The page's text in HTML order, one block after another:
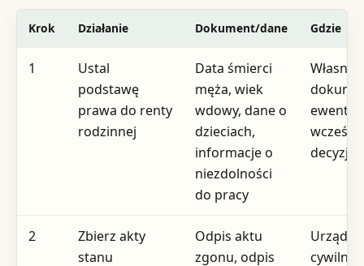
Krok Działanie Dokument/dane Gdzie
1
Ustal
podstawę
prawa do renty
rodzinnej
Data śmierci
męża, wiek
wdowy, dane o
dzieciach,
informacje o
niezdolności
do pracy
Własne
decyzje
2
Zbierz akty
stanu
Odpis aktu
zgonu, odpis
Urząd